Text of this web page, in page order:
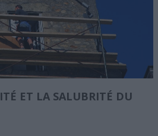
ET LA SALUBRITÉ DU